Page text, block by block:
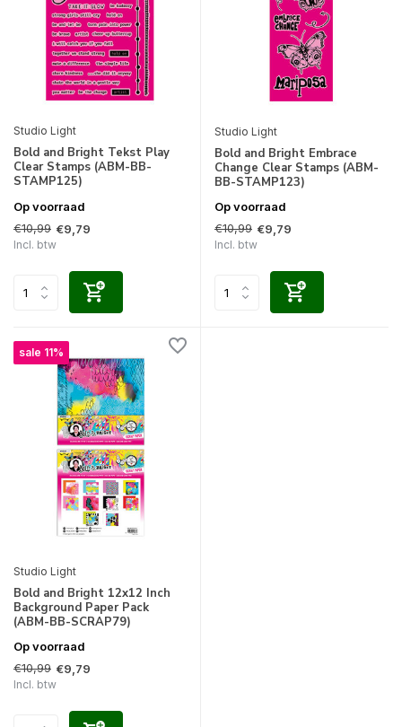
Studio Light
Bold and Bright Tekst Play
Clear Stamps (ABM-BB-
STAMP125)
Op voorraad
€10,99 €9,79
Incl. btw
Studio Light
Bold and Bright Embrace
Change Clear Stamps (ABM-
BB-STAMP123)
Op voorraad
€10,99 €9,79
Incl. btw
sale 11%
Studio Light
Bold and Bright 12x12 Inch
Background Paper Pack
(ABM-BB-SCRAP79)
Op voorraad
€10,99 €9,79
Incl. btw